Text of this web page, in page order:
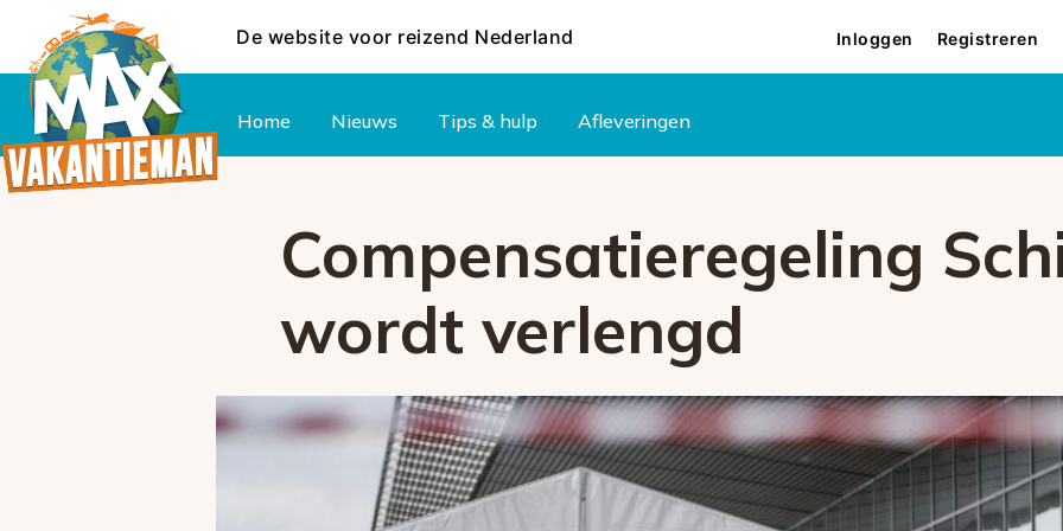
De website voor reizend Nederland Inloggen Registreren
Home Nieuws Tips & hulp Afleveringen
Compensatieregeling
wordt verlengd